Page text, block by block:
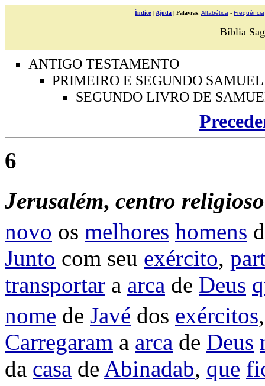
Índice| Ajuda | Palavras: Alfabética - Freqüência
Bíblia
ANTIGO TESTAMENTO
PRIMEIRO E SEGUNDO SAMUEL
SEGUNDO LIVRO DE
6
Jerusalém, centro religioso
novo os melhores homens
Junto com seu exército,
transportar a arca de Deus
nome de Javé dos exércitos
Carregaram a arca de Deus
da casa de Abinadab, que